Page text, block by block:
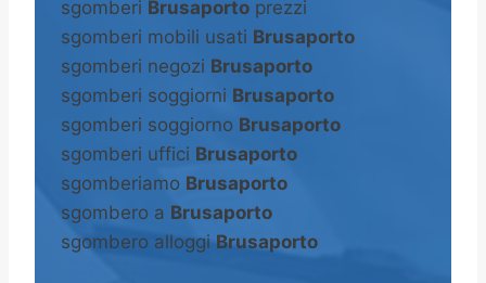
sgomberi Brusaporto prezzi
sgomberi mobili usati Brusaporto
sgomberi negozi Brusaporto
sgomberi soggiorni Brusaporto
sgomberi soggiorno Brusaporto
sgomberi uffici Brusaporto
sgomberiamo Brusaporto
sgombero a Brusaporto
sgombero alloggi Brusaporto